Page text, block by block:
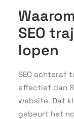
SEO
lopen
SEO achteraf
effectief dan
website. Dat
gebeurt het